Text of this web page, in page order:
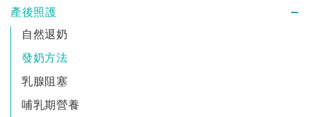
產後照護
自然退奶
發奶方法
乳腺阻塞
哺乳期營養